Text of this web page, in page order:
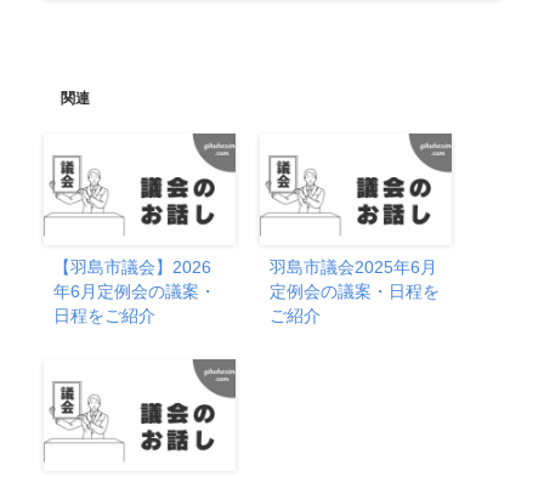
関連
【羽島市議会】2026
年6月定例会の議案・
日程をご紹介
羽島市議会2025年6月
定例会の議案・日程を
ご紹介